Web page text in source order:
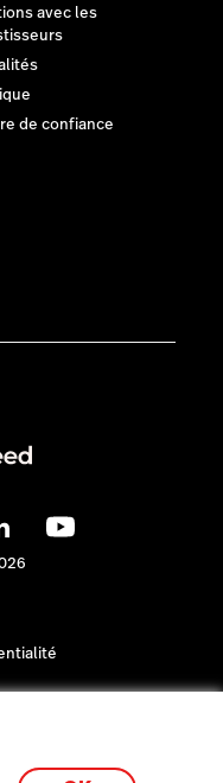
avec les
de confiance